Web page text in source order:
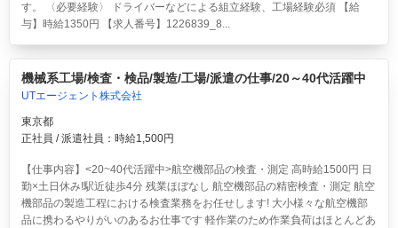
す。 〈必要経験〉 ドライバーなどによる組立経験、工場経験必須 【給
与】時給1350円 【求人番号】1226839_8...
機械系工場/検査・検品/製造/工場/派遣の仕事/20～40代活躍中
UTエージェント株式会社
東京都
正社員 / 派遣社員：時給1,500円
【仕事内容】<20~40代活躍中>航空機部品の検査・測定 高時給1500円 日
勤×土日休み!駅近徒歩4分 残業ほぼなし 航空機部品の精密検査・測定 航空
機部品の製造工程における検査業務をお任せします! 大小様々な航空機部
品に携わるやりがいのあるお仕事です 軽作業のため作業負荷はほとんどあ